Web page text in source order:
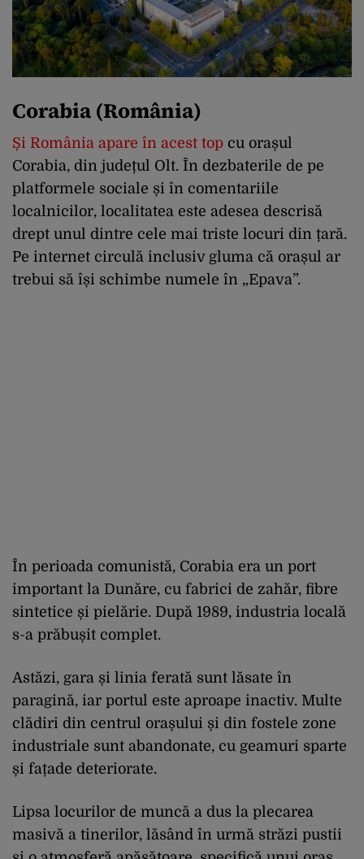
Corabia (România)
Și România apare în acest top cu orașul
Corabia, din județul Olt. În dezbaterile de pe
platformele sociale și în comentariile
localnicilor, localitatea este adesea descrisă
drept unul dintre cele mai triste locuri din țară.
Pe internet circulă inclusiv gluma că orașul ar
trebui să își schimbe numele în „Epava”.
În perioada comunistă, Corabia era un port
important la Dunăre, cu fabrici de zahăr, fibre
sintetice și pielărie. După 1989, industria locală
s-a prăbușit complet.
Astăzi, gara și linia ferată sunt lăsate în
paragină, iar portul este aproape inactiv. Multe
clădiri din centrul orașului și din fostele zone
industriale sunt abandonate, cu geamuri sparte
și fațade deteriorate.
Lipsa locurilor de muncă a dus la plecarea
masivă a tinerilor, lăsând în urmă străzi pustii